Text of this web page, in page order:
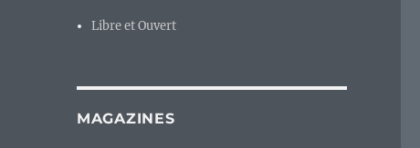
Libre et Ouvert
MAGAZINES